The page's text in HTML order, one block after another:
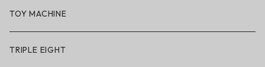
BN3TH × So iLL × ON THE ROAM
TOY MACHINE
TRIPLE EIGHT